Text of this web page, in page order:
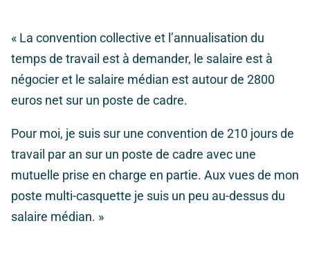
« La convention collective et l’annualisation du
temps de travail est à demander, le salaire est à
négocier et le salaire médian est autour de 2800
euros net sur un poste de cadre.
Pour moi, je suis sur une convention de 210 jours de
travail par an sur un poste de cadre avec une
mutuelle prise en charge en partie. Aux vues de mon
poste multi-casquette je suis un peu au-dessus du
salaire médian. »